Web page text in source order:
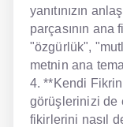
yanıtınızın
parçasının
"özgürlük",
metnin ana
4. **Kendi
görüşlerinizi de
fikirlerini nasıl